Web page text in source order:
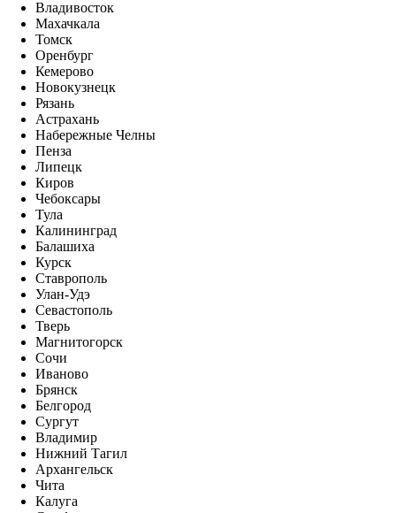
Владивосток
Махачкала
Томск
Оренбург
Кемерово
Новокузнецк
Рязань
Астрахань
Набережные Челны
Пенза
Липецк
Киров
Чебоксары
Тула
Калининград
Балашиха
Курск
Ставрополь
Улан-Удэ
Севастополь
Тверь
Магнитогорск
Сочи
Иваново
Брянск
Белгород
Сургут
Владимир
Нижний Тагил
Архангельск
Чита
Калуга